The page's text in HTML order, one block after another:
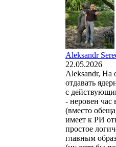
Aleksandr
22.05.2026
Aleksandr, На
отдавать
с
- неровен час
(вместо
имеет к РИ
простое
главным